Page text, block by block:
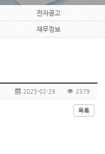
전자공고
재무정보
2025-02-26 2379
목록